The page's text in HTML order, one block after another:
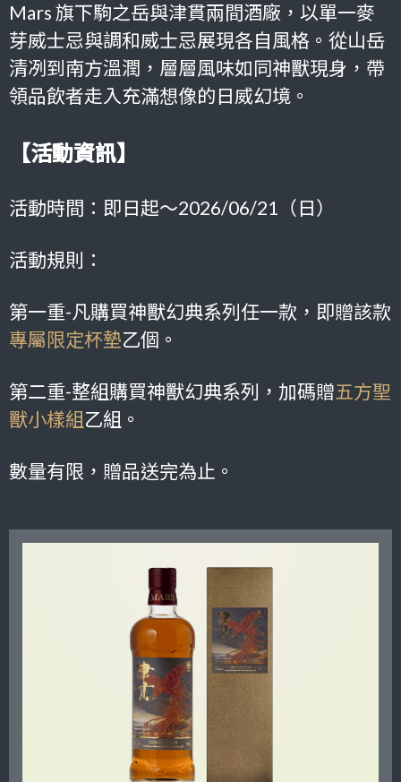
Mars 旗下駒之岳與津貫兩間酒廠，以單一麥
芽威士忌與調和威士忌展現各自風格。從山岳
清冽到南方溫潤，層層風味如同神獸現身，帶
領品飲者走入充滿想像的日威幻境。
【活動資訊】
活動時間：即日起～2026/06/21（日）
活動規則：
第一重-凡購買神獸幻典系列任一款，即贈該款
專屬限定杯墊乙個。
第二重-整組購買神獸幻典系列，加碼贈五方聖
獸小樣組乙組。
數量有限，贈品送完為止。